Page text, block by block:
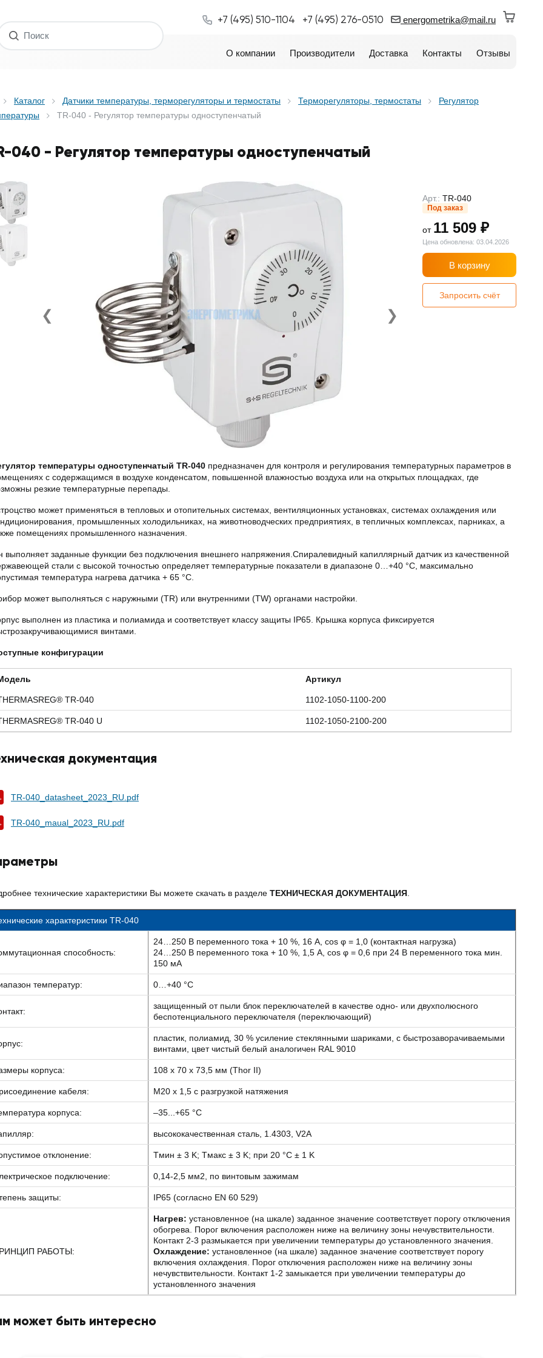
+7 (495) 510-1104 +7 (495) 276-0510 energometrika@mail.ru
О компании Производители Доставка Контакты Отзывы
Каталог Датчики температуры, терморегуляторы и термостаты Терморегуляторы, термостаты
Регулятор
TR-040 - Регулятор температуры одноступенчатый
040 - Регулятор температуры одноступенчатый
❮ ❯
Арт.: TR-040
Под заказ
от 11 509 ₽
Цена обновлена: 03.04.2026
В корзину
Запросить счёт
температуры одноступенчатый TR-040 предназначен для контроля и регулирования температурных параметров в
с содержащимся в воздухе конденсатом, повышенной влажностью воздуха или на открытых площадках, где
резкие температурные перепады.
может применяться в тепловых и отопительных системах, вентиляционных установках, системах охлаждения или
промышленных холодильниках, на животноводческих предприятиях, в тепличных комплексах, парниках, а
помещениях промышленного назначения.
выполняет заданные функции без подключения внешнего напряжения.Спиралевидный капиллярный датчик из качественной
стали с высокой точностью определяет температурные показатели в диапазоне 0…+40 °С, максимально
температура нагрева датчика + 65 °С.
может выполняться с наружными (TR) или внутренними (TW) органами настройки.
выполнен из пластика и полиамида и соответствует классу защиты IP65. Крышка корпуса фиксируется
винтами.
конфигурации
Артикул
TR-040 1102-1050-1100-200
TR-040 U 1102-1050-2100-200
документация
TR-040_datasheet_2023_RU.pdf
TR-040_maual_2023_RU.pdf
технические характеристики Вы можете скачать в разделе ТЕХНИЧЕСКАЯ ДОКУМЕНТАЦИЯ
характеристики TR-040
способность:
24…250 B переменного тока + 10 %, 16 A, cos φ = 1,0 (контактная нагрузка)
24…250 B переменного тока + 10 %, 1,5 A, cos φ = 0,6 при 24 B переменного тока мин.
150 мА
температур: 0…+40 °C
защищенный от пыли блок переключателей в качестве одно- или двухполюсного
беспотенциального переключателя (переключающий)
пластик, полиамид, 30 % усиление стеклянными шариками, с быстрозаворачиваемыми
винтами, цвет чистый белый аналогичен RAL 9010
корпуса: 108 x 70 x 73,5 мм (Thor II)
кабеля: M20 x 1,5 с разгрузкой натяжения
корпуса: –35...+65 °C
высококачественная сталь, 1.4303, V2A
отклонение: Tмин ± 3 K; Tмакс ± 3 K; при 20 °C ± 1 K
подключение: 0,14-2,5 мм2, по винтовым зажимам
защиты: IP65 (согласно EN 60 529)
РАБОТЫ:
Нагрев: установленное (на шкале) заданное значение соответствует порогу отключения
обогрева. Порог включения расположен ниже на величину зоны нечувствительности.
Контакт 2-3 размыкается при увеличении температуры до установленного значения.
Охлаждение: установленное (на шкале) заданное значение соответствует порогу
включения охлаждения. Порог отключения расположен ниже на величину зоны
нечувствительности. Контакт 1-2 замыкается при увеличении температуры до
установленного значения
может быть интересно